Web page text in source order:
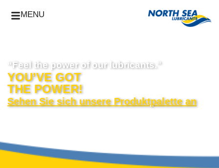
MENU
“Feel the power of our lubricants."
YOU’VE GOT
THE POWER!
Sehen Sie sich unsere Produktpalette an